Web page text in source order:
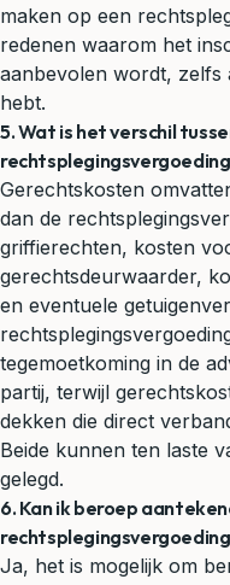
maken op een
redenen waarom het
aanbevolen wordt, zelfs
hebt.
5. Wat is het verschil
Gerechtskosten
dan de
griffierechten, kosten
gerechtsdeurwaarder,
en eventuele
tegemoetkoming in de
partij, terwijl
dekken die direct
Beide kunnen ten laste
gelegd.
6. Kan ik beroep
Ja, het is mogelijk om